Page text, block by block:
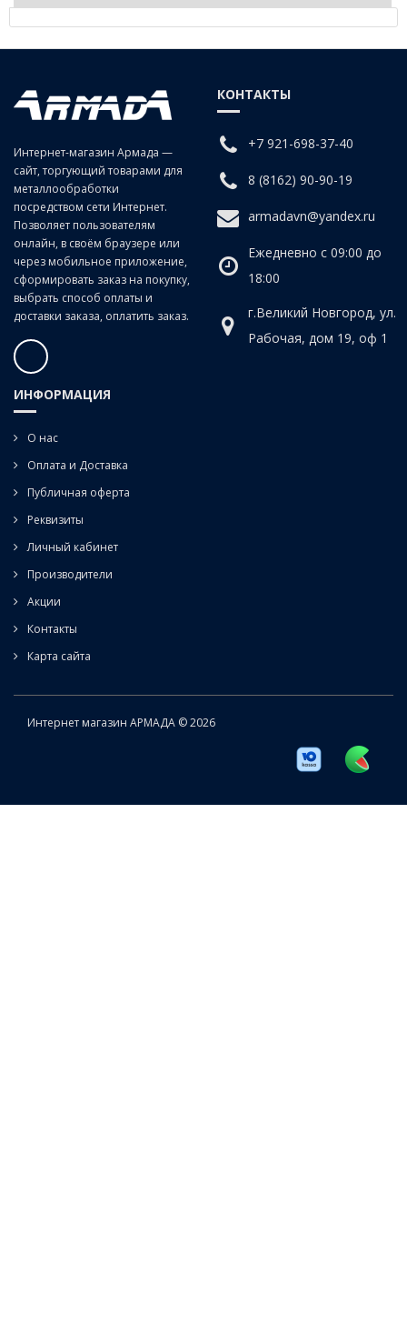
Серия трубок TS из мягкого нейлона для общего применения
имеет 6 различных цветов и 2 размера рулонов. 100-метровые
рулоны только черного и белого цвета.
Интернет-магазин Армада —
сайт, торгующий товарами для
металлообработки
посредством сети Интернет.
Позволяет пользователям
онлайн, в своём браузере или
через мобильное приложение,
сформировать заказ на покупку,
выбрать способ оплаты и
доставки заказа, оплатить заказ.
КОНТАКТЫ
+7 921-698-37-40
8 (8162) 90-90-19
armadavn@yandex.ru
Ежедневно с 09:00 до
18:00
г.Великий Новгород, ул.
Рабочая, дом 19, оф 1
ИНФОРМАЦИЯ
О нас
Оплата и Доставка
Публичная оферта
Реквизиты
Личный кабинет
Производители
Акции
Контакты
Карта сайта
Интернет магазин АРМАДА © 2026